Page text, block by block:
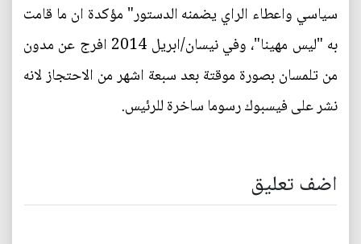
سياسي واعطاء الراي يضمنه الدستور" مؤكدة ان ما قامت
به "ليس مهينا"، وفي نيسان/ابريل 2014 افرج عن مدون
من تلمسان بصورة موقتة بعد سبعة اشهر من الاحتجاز لانه
نشر على فيسبوك رسوما ساخرة للرئيس.
اضف تعليق